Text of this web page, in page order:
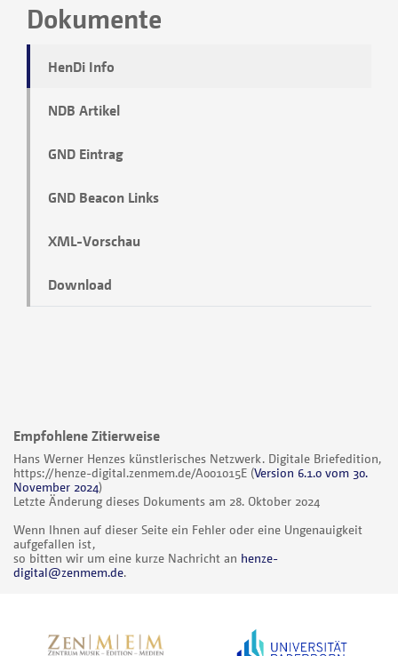
Dokumente
HenDi Info
NDB Artikel
GND Eintrag
GND Beacon Links
XML-Vorschau
Download
Empfohlene Zitierweise
Hans Werner Henzes künstlerisches Netzwerk. Digitale Briefedition,
https://henze-digital.zenmem.de/A001015E (Version 6.1.0 vom 30.
November 2024)
Letzte Änderung dieses Dokuments am 28. Oktober 2024
Wenn Ihnen auf dieser Seite ein Fehler oder eine Ungenauigkeit
aufgefallen ist,
so bitten wir um eine kurze Nachricht an henze-
digital@zenmem.de.